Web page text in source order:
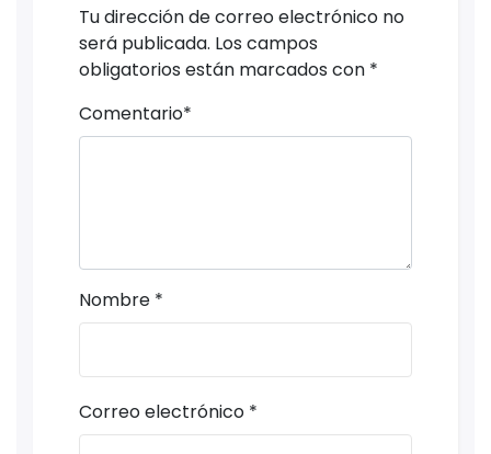
Tu dirección de correo electrónico no
será publicada. Los campos
obligatorios están marcados con *
Comentario*
Nombre *
Correo electrónico *